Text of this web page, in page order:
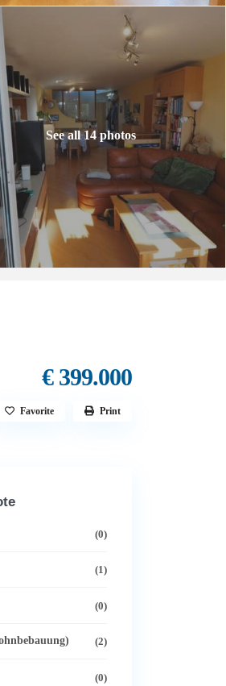
See all 14 photos
€ 399.000
Favorite Print
(0)
(1)
(0)
(2)
(0)